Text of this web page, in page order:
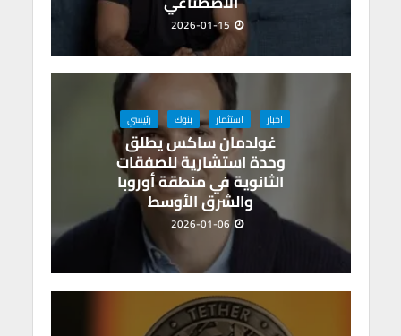
2026-01-15
اخبار استثمار بنوك رئيسي
غولدمان ساكس يطلق
وحدة استشارية للصفقات
الثانوية في منطقة أوروبا
والشرق الأوسط
2026-01-06